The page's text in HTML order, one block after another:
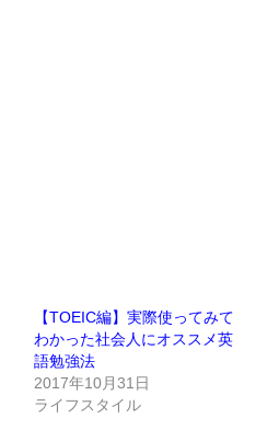
【TOEIC編】実際使ってみて
わかった社会人にオススメ英
語勉強法
2017年10月31日
ライフスタイル